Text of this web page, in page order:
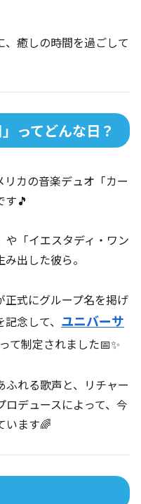
癒しの時間を過ごして
ってどんな日？
リカの音楽デュオ「カー
す🎵
や「イエスタディ・ワン
出した彼ら。
正式にグループ名を掲げ
念して、 ユニバーサ
て制定されました📅✨
れる歌声と、リチャー
ロデュースによって、今
います🌈